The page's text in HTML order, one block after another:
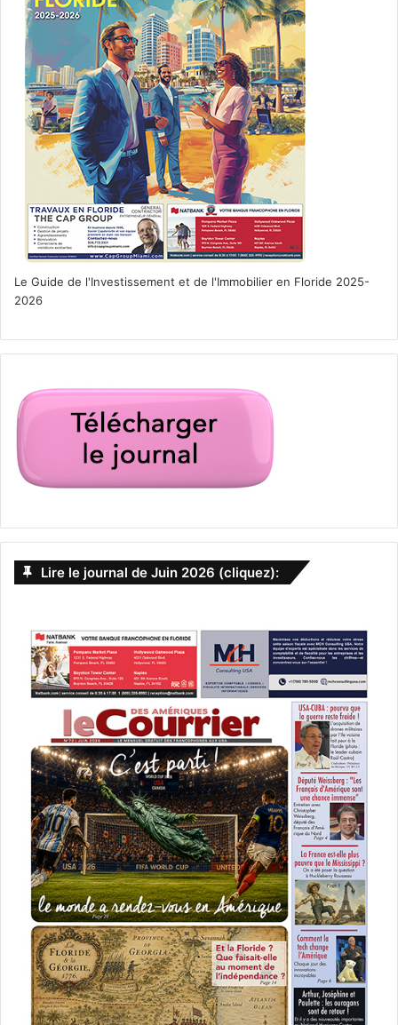
Le Guide de l'Investissement et de l'Immobilier en Floride 2025-
2026
Lire le journal de Juin 2026 (cliquez):